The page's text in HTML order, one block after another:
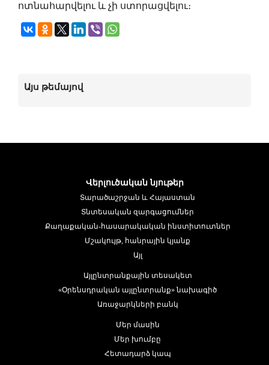
ոտնահարվելու և չի ստորացվելու։
Այս թեմայով
Վերլուծական նյութեր
Տարածաշրջան և Հայաստան
Տնտեսական զարգացումներ
Քաղաքական-հասարակական ինստիտուտներ
Մշակույթ, հանրային կյանք
Այլ
Այլընտրանքային տեսակետ
«Օրենսդրական այլընտրանք» նախագիծ
Առաջարկների բանկ
Մեր մասին
Մեր խումբը
Հետադարձ կապ